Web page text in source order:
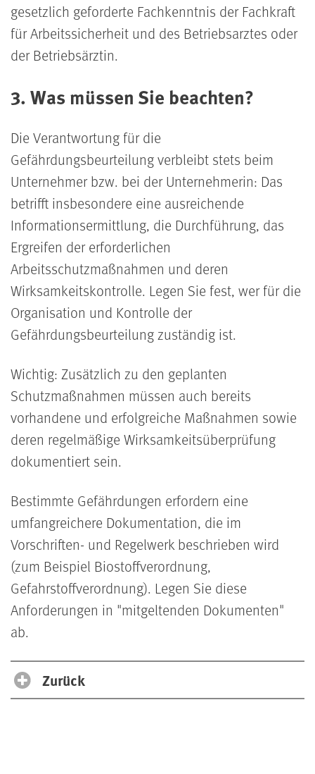
gesetzlich geforderte Fachkenntnis der Fachkraft
für Arbeitssicherheit und des Betriebsarztes oder
der Betriebsärztin.
3. Was müssen Sie beachten?
Die Verantwortung für die
Gefährdungsbeurteilung verbleibt stets beim
Unternehmer bzw. bei der Unternehmerin: Das
betrifft insbesondere eine ausreichende
Informationsermittlung, die Durchführung, das
Ergreifen der erforderlichen
Arbeitsschutzmaßnahmen und deren
Wirksamkeitskontrolle. Legen Sie fest, wer für die
Organisation und Kontrolle der
Gefährdungsbeurteilung zuständig ist.
Wichtig: Zusätzlich zu den geplanten
Schutzmaßnahmen müssen auch bereits
vorhandene und erfolgreiche Maßnahmen sowie
deren regelmäßige Wirksamkeitsüberprüfung
dokumentiert sein.
Bestimmte Gefährdungen erfordern eine
umfangreichere Dokumentation, die im
Vorschriften- und Regelwerk beschrieben wird
(zum Beispiel Biostoffverordnung,
Gefahrstoffverordnung). Legen Sie diese
Anforderungen in "mitgeltenden Dokumenten"
ab.
Zurück